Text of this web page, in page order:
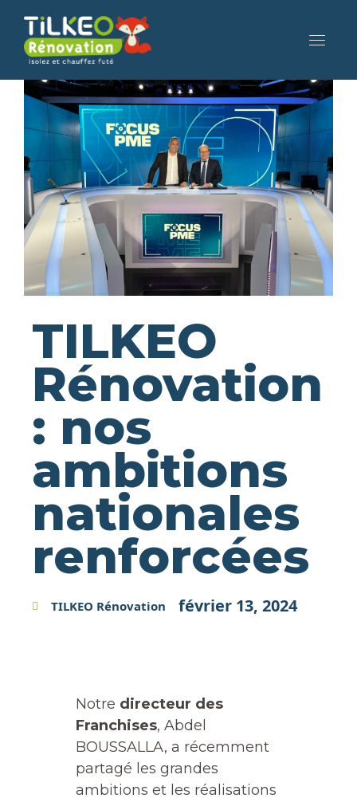
TILKEO
Rénovation
: nos
ambitions
nationales
renforcées
TILKEO Rénovation février 13, 2024
Notre directeur des
Franchises, Abdel
BOUSSALLA, a récemment
partagé les grandes
ambitions et les réalisations